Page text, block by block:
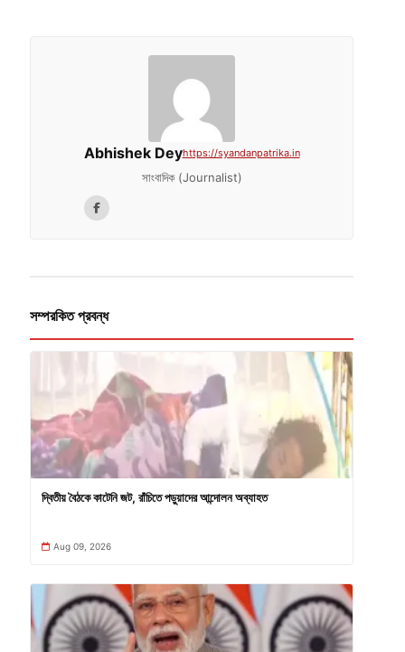
Abhishek Deyhttps://syandanpatrika.in
সাংবাদিক (Journalist)
সম্পরকিত প্রবন্ধ
দ্বিতীয় বৈঠকে কাটেনি জট, রাঁচিতে পড়ুয়াদের আন্দোলন অব্যাহত
Aug 09, 2026